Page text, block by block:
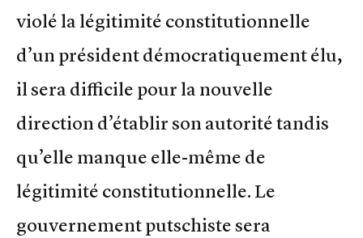
violé la légitimité constitutionnelle
d’un président démocratiquement élu,
il sera difficile pour la nouvelle
direction d’établir son autorité tandis
qu’elle manque elle-même de
légitimité constitutionnelle. Le
gouvernement putschiste sera